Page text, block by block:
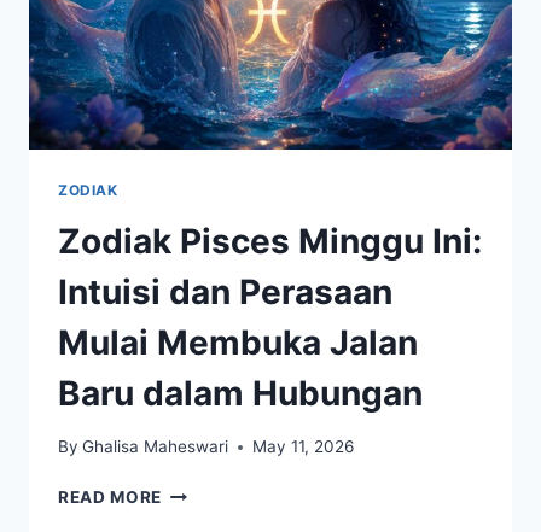
ZODIAK
Zodiak Pisces Minggu Ini:
Intuisi dan Perasaan
Mulai Membuka Jalan
Baru dalam Hubungan
By Ghalisa Maheswari May 11, 2026
READ MORE ZODIAK